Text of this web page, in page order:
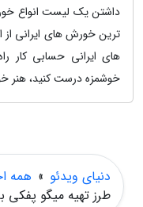
داشتن یک لیست انواع
ترین خورش های ایرانی
های ایرانی حسابی کار
خوشمزه درست کنید، هنر
دنیای ویدئو » همه
طرز تهیه میگو پفکی با 6 دستور